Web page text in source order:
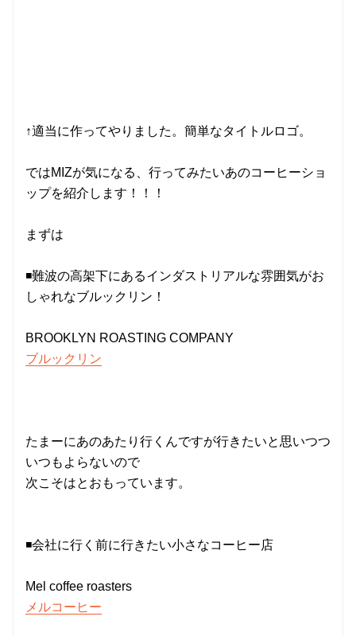
↑適当に作ってやりました。簡単なタイトルロゴ。
ではMIZが気になる、行ってみたいあのコーヒーショ
ップを紹介します！！！
まずは
◾️難波の高架下にあるインダストリアルな雰囲気がお
しゃれなブルックリン！
BROOKLYN ROASTING COMPANY
ブルックリン
たまーにあのあたり行くんですが行きたいと思いつつ
いつもよらないので
次こそはとおもっています。
◾️会社に行く前に行きたい小さなコーヒー店
Mel coffee roasters
メルコーヒー